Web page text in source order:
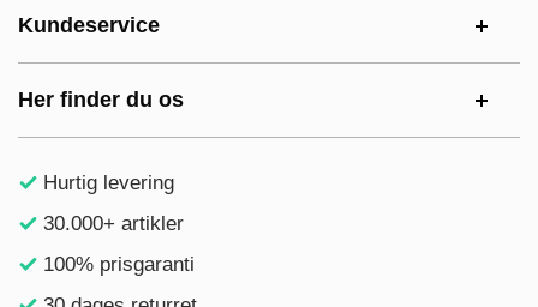
Kundeservice
Her finder du os
Hurtig levering
30.000+ artikler
100% prisgaranti